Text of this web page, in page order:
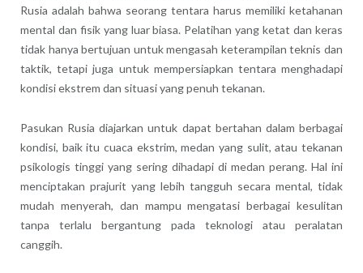
Rusia adalah bahwa seorang tentara harus memiliki ketahanan
mental dan fisik yang luar biasa. Pelatihan yang ketat dan keras
tidak hanya bertujuan untuk mengasah keterampilan teknis dan
taktik, tetapi juga untuk mempersiapkan tentara menghadapi
kondisi ekstrem dan situasi yang penuh tekanan.
Pasukan Rusia diajarkan untuk dapat bertahan dalam berbagai
kondisi, baik itu cuaca ekstrim, medan yang sulit, atau tekanan
psikologis tinggi yang sering dihadapi di medan perang. Hal ini
menciptakan prajurit yang lebih tangguh secara mental, tidak
mudah menyerah, dan mampu mengatasi berbagai kesulitan
tanpa terlalu bergantung pada teknologi atau peralatan
canggih.